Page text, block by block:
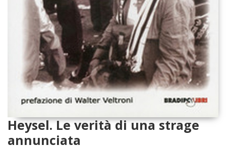
Heysel. Le verità di una strage
annunciata